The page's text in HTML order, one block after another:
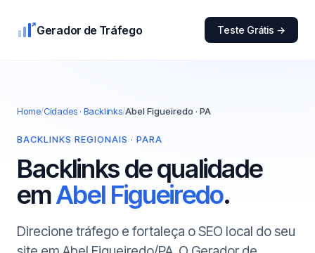
Gerador de Tráfego Teste Grátis →
Home/Cidades · Backlinks/Abel Figueiredo · PA
BACKLINKS REGIONAIS · PARA
Backlinks de qualidade
emAbel Figueiredo.
Direcione tráfego e fortaleça o SEO local do seu